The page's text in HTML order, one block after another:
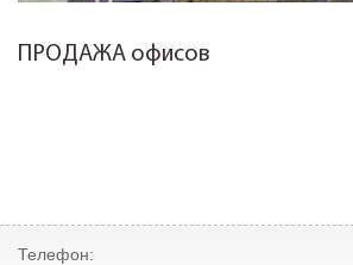
ПРОДАЖА офисов
Телефон: